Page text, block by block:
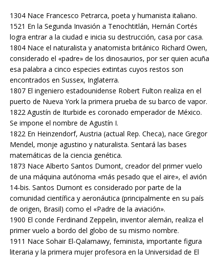
1304 Nace Francesco Petrarca, poeta y humanista italiano.
1521 En la Segunda Invasión a Tenochtitlán, Hernán Cortés
logra entrar a la ciudad e inicia su destrucción, casa por casa.
1804 Nace el naturalista y anatomista británico Richard Owen,
considerado el «padre» de los dinosaurios, por ser quien acuña
esa palabra a cinco especies extintas cuyos restos son
encontrados en Sussex, Inglaterra.
1807 El ingeniero estadounidense Robert Fulton realiza en el
puerto de Nueva York la primera prueba de su barco de vapor.
1822 Agustín de Iturbide es coronado emperador de México.
Se impone el nombre de Agustín I.
1822 En Heinzendorf, Austria (actual Rep. Checa), nace Gregor
Mendel, monje agustino y naturalista. Sentará las bases
matemáticas de la ciencia genética.
1873 Nace Alberto Santos Dumont, creador del primer vuelo
de una máquina autónoma «más pesado que el aire», el avión
14-bis. Santos Dumont es considerado por parte de la
comunidad científica y aeronáutica (principalmente en su país
de origen, Brasil) como el «Padre de la aviación».
1900 El conde Ferdinand Zeppelin, inventor alemán, realiza el
primer vuelo a bordo del globo de su mismo nombre.
1911 Nace Sohair El-Qalamawy, feminista, importante figura
literaria y la primera mujer profesora en la Universidad de El